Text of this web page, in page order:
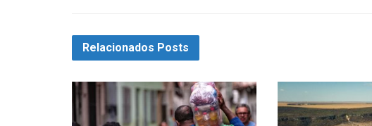
Relacionados Posts